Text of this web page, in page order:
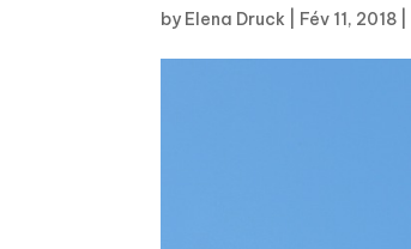
by Elena Druck Fév 11, 2018